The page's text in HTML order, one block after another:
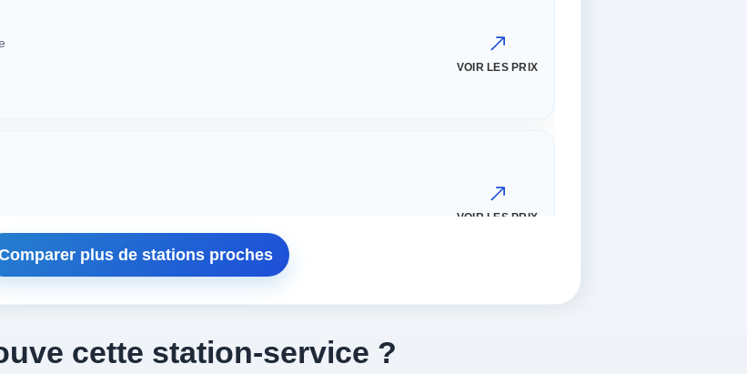
VOIR LES PRIX
VOIR LES PRIX
plus de stations proches
cette station-service ?